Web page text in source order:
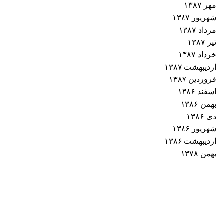
مهر ۱۳۸۷
شهریور ۱۳۸۷
مرداد ۱۳۸۷
تیر ۱۳۸۷
خرداد ۱۳۸۷
اردیبهشت ۱۳۸۷
فروردین ۱۳۸۷
اسفند ۱۳۸۶
بهمن ۱۳۸۶
دی ۱۳۸۶
شهریور ۱۳۸۶
اردیبهشت ۱۳۸۶
بهمن ۱۳۷۸